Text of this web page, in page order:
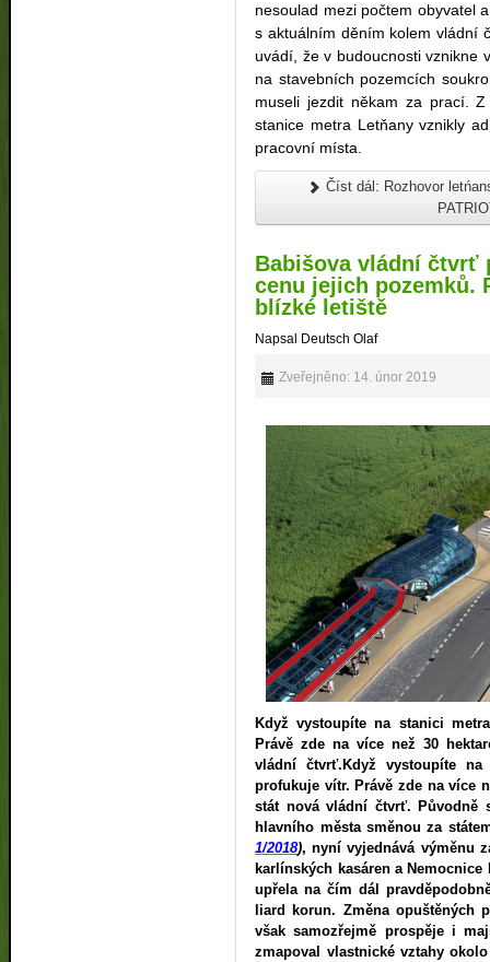
nesoulad mezi počtem obyvatel
s aktuálním děním kolem vládní
uvádí, že v budoucnosti vznikne
na stavebních pozemcích
museli jezdit někam za prací.
stanice metra Letňany vznikly
pracovní místa.
Číst dál: Rozhovor
Babišova vládní čtvrť
cenu jejich pozemků.
blízké letiště
Napsal Deutsch Olaf
Zveřejněno: 14. únor 2019
Když vystoupíte na stanici
Právě zde na více než 30
vládní čtvrť.Když vystoupíte
profukuje vítr. Právě zde na více
stát nová vládní čtvrť. Původně
hlavního města směnou za
1/2018), nyní vyjednává výměnu
karlínských kasáren a
upřela na čím dál
liard korun. Změna opuštěných
však samozřejmě prospěje i
zmapoval vlastnické vztahy